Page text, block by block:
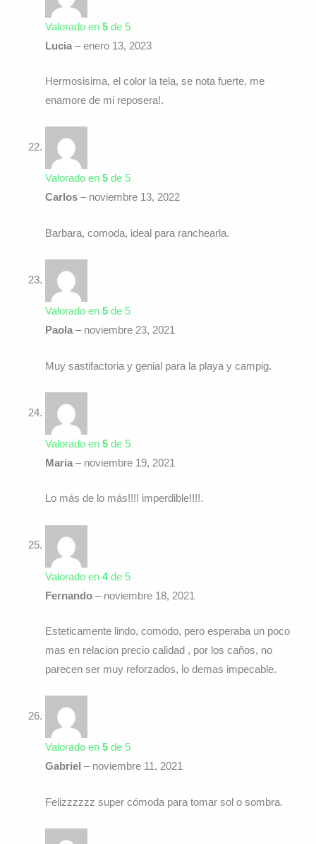
Valorado en 5de 5
Lucia – enero 13, 2023
Hermosisima, el color la tela, se nota fuerte, me
enamore de mi reposera!.
Valorado en 5de 5
Carlos – noviembre 13, 2022
Barbara, comoda, ideal para ranchearla.
Valorado en 5de 5
Paola – noviembre 23, 2021
Muy sastifactoria y genial para la playa y campig.
Valorado en 5de 5
Maria – noviembre 19, 2021
Lo más de lo más!!!! imperdible!!!!.
Valorado en 4de 5
Fernando – noviembre 18, 2021
Esteticamente lindo, comodo, pero esperaba un poco
mas en relacion precio calidad , por los caños, no
parecen ser muy reforzados, lo demas impecable.
Valorado en 5de 5
Gabriel – noviembre 11, 2021
Felizzzzzz super cómoda para tomar sol o sombra.